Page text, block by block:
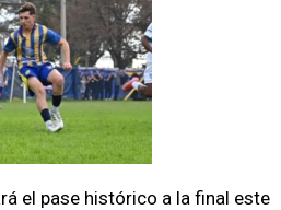
el pase histórico a la final este